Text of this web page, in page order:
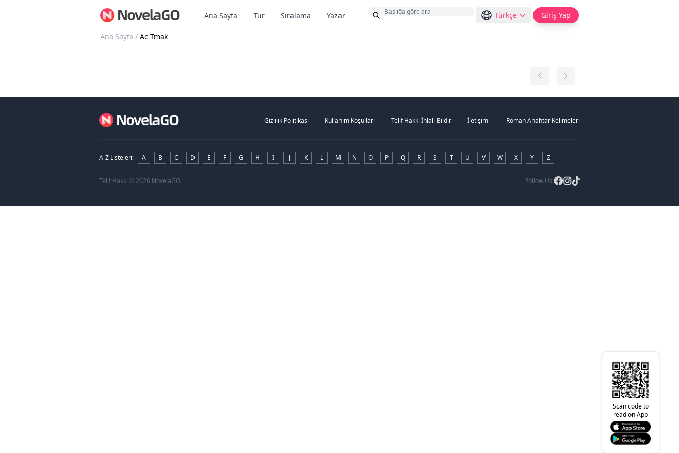
Ana Sayfa Tür Sıralama Yazar Türkçe Giriş Yap
Ana Sayfa / Ac Tmak
Gizlilik Politikası Kullanım Koşulları Telif Hakkı İhlali Bildir İletişim Roman Anahtar Kelimeleri
A-Z Listeleri: A B C D E F G H I J K L M N O P Q R S T U V W X Y Z
Telif Hakkı © 2026 NovelaGO Follow Us:
Scan code to
read on App